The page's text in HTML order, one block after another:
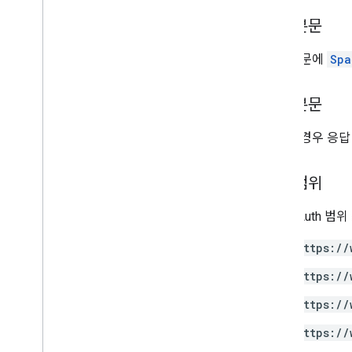
요청 본문
요청 본문에
응답 본문
성공한 경우 응
승인 범위
다음 OAuth 범
https://
https://
https://
https://